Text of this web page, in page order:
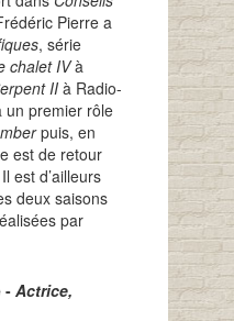
Pierre a
, série
chalet IVà
IIà Radio-
un premier rôle
puis, en
est de retour
est d’ailleurs
deux saisons
par
-Actrice,